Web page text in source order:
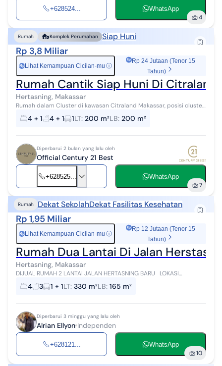
+628524... WhatsApp
4
Rumah Komplek Perumahan Siap Huni
Rp 3,8 Miliar
Rp Lihat Kemampuan Cicilan-mu ⓘ
Rp 24 Jutaan (Tenor 15
Tahun)
Rumah Cantik Siap Huni Di
Hertasning, Makassar
Rumah dalam Cluster di kawasan Citraland Makassar, posisi cluster
di depan, terdapat Family Club plus kolam renang dlm cluster,
depan rumah adalah ...
4 + 1 4 + 1 1LT: 200 m²LB: 200 m²
Diperbarui 2 bulan yang lalu oleh
Official Century 21 Best
+628525... WhatsApp
7
Rumah Dekat SekolahDekat Fasilitas Kesehatan
Rp 1,95 Miliar
Rp Lihat Kemampuan Cicilan-mu ⓘ
Rp 12 Jutaan (Tenor 15
Tahun)
Rumah Dua Lantai Di Jalan
Hertasning, Makassar
DIJUAL RUMAH 2 LANTAI JALAN HERTASNING BARU LOKASI
STRATEGIS Luas 330m2 SHM DAN IMB • Perbatasan Makassar-
Gowa • Pinggir Jalan (Akses j...
4 3 1 + 1LT: 330 m²LB: 165 m²
Diperbarui 3 minggu yang lalu oleh
Alrian Ellyon Independen
+628121... WhatsApp
10